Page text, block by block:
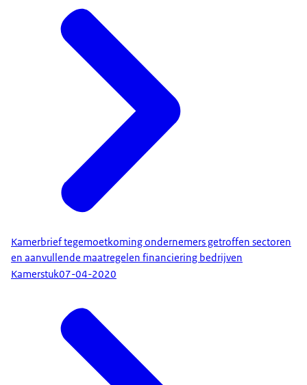
Kamerbrief tegemoetkoming ondernemers getroffen sectoren
en aanvullende maatregelen financiering bedrijven
Kamerstuk07-04-2020